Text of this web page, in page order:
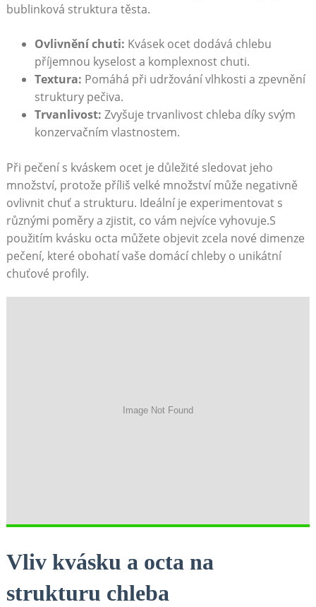
bublinková struktura těsta.
Ovlivnění chuti: Kvásek ocet dodává chlebu
příjemnou kyselost a ⁣komplexnost chuti.
Textura: Pomáhá při ⁢udržování vlhkosti ⁢a zpevnění
⁤struktury pečiva.
Trvanlivost: Zvyšuje trvanlivost‍ chleba díky ⁣svým
konzervačním vlastnostem.
Při pečení ⁢s kváskem ocet je důležité sledovat ⁤jeho
množství,⁤ protože příliš velké množství může negativně
ovlivnit chuť a strukturu. Ideální je ⁣experimentovat s‍
různými poměry a zjistit,​ co vám nejvíce⁤ vyhovuje.S
použitím kvásku octa můžete​ objevit zcela nové dimenze‍
pečení, které obohatí vaše domácí chleby ​o unikátní
chuťové profily.
Vliv‌ kvásku ⁣a ⁣octa na⁣
strukturu chleba